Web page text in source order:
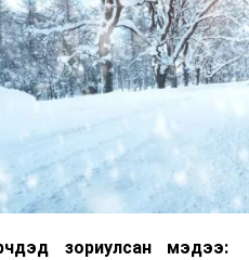
зориулсан мэдээ: